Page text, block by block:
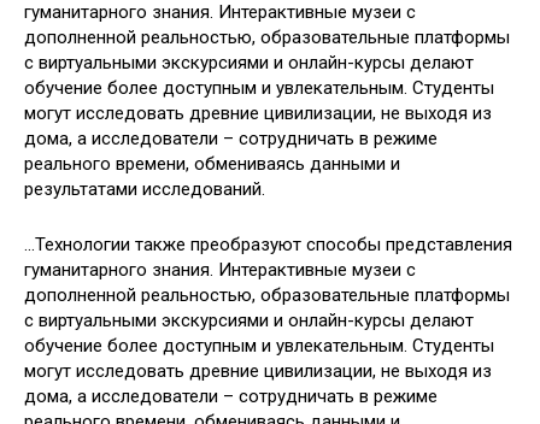
гуманитарного знания. Интерактивные музеи с
дополненной реальностью, образовательные платформы
с виртуальными экскурсиями и онлайн-курсы делают
обучение более доступным и увлекательным. Студенты
могут исследовать древние цивилизации, не выходя из
дома, а исследователи – сотрудничать в режиме
реального времени, обмениваясь данными и
результатами исследований.
…Технологии также преобразуют способы представления
гуманитарного знания. Интерактивные музеи с
дополненной реальностью, образовательные платформы
с виртуальными экскурсиями и онлайн-курсы делают
обучение более доступным и увлекательным. Студенты
могут исследовать древние цивилизации, не выходя из
дома, а исследователи – сотрудничать в режиме